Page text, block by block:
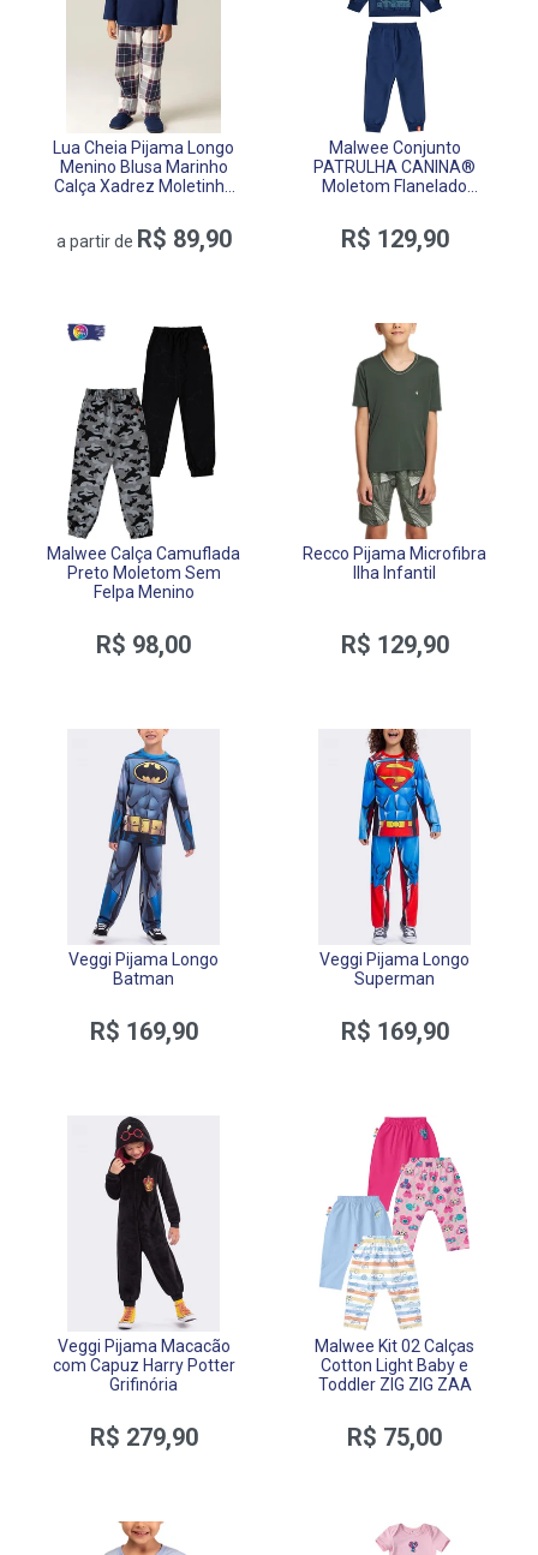
Lua Cheia Pijama Longo
Menino Blusa Marinho
Calça Xadrez Moletinho
a partir de R$ 89,90
Malwee Conjunto
PATRULHA CANINA®
Moletom Flanelado
R$ 129,90
Malwee Calça Camuflada
Preto Moletom Sem
Felpa Menino
R$ 98,00
Recco Pijama Microfibra
Ilha Infantil
R$ 129,90
Veggi Pijama Longo
Batman
R$ 169,90
Veggi Pijama Longo
Superman
R$ 169,90
Veggi Pijama Macacão
com Capuz Harry Potter
Grifinória
R$ 279,90
Malwee Kit 02 Calças
Cotton Light Baby e
Toddler ZIG ZIG ZAA
R$ 75,00